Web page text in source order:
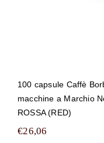
100 capsule Caffè
macchine a Marchio
ROSSA (RED)
€26,06